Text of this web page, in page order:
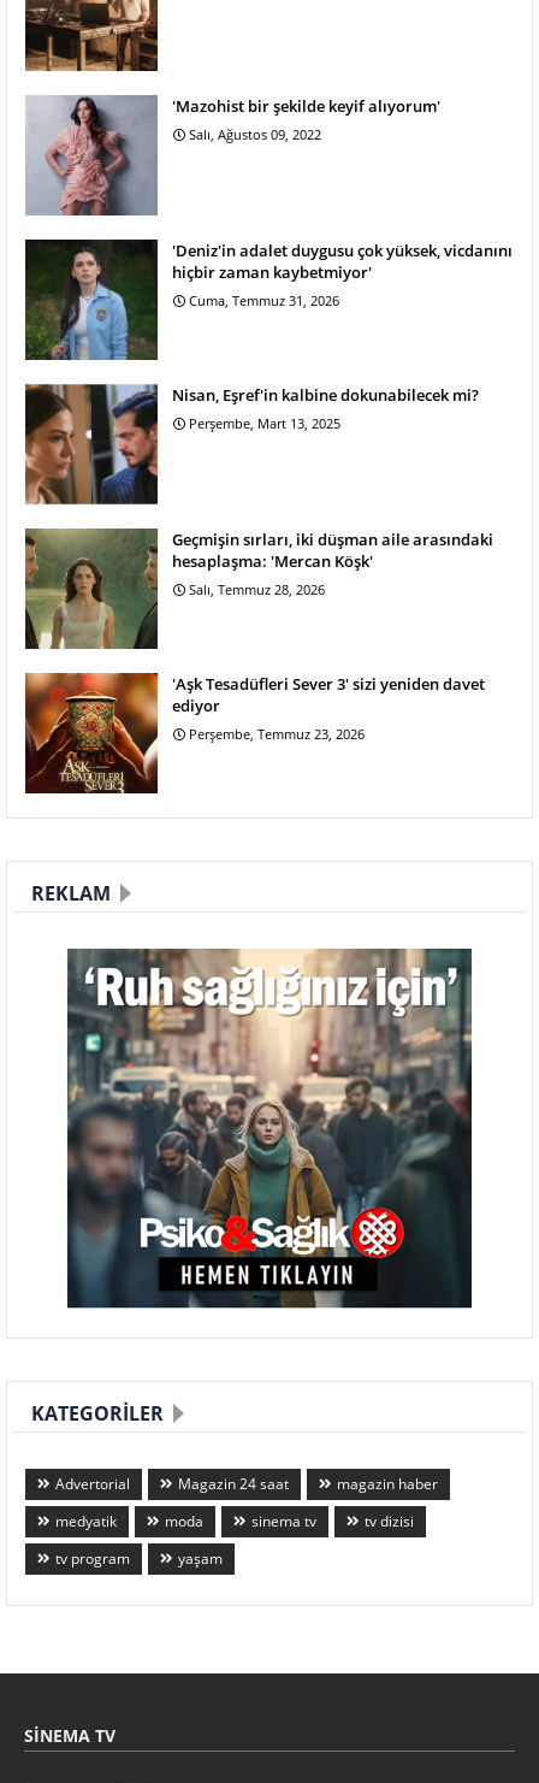
'Mazohist bir şekilde keyif alıyorum'
Salı, Ağustos 09, 2022
'Deniz'in adalet duygusu çok yüksek, vicdanını
hiçbir zaman kaybetmiyor'
Cuma, Temmuz 31, 2026
Nisan, Eşref'in kalbine dokunabilecek mi?
Perşembe, Mart 13, 2025
Geçmişin sırları, iki düşman aile arasındaki
hesaplaşma: 'Mercan Köşk'
Salı, Temmuz 28, 2026
'Aşk Tesadüfleri Sever 3' sizi yeniden davet
ediyor
Perşembe, Temmuz 23, 2026
REKLAM
KATEGORILER
Advertorial Magazin 24 saat
magazin haber
medyatik
moda sinema tv
tv dizisi
tv program
yaşam
SINEMA TV